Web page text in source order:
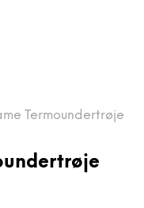
Termoundertrøje